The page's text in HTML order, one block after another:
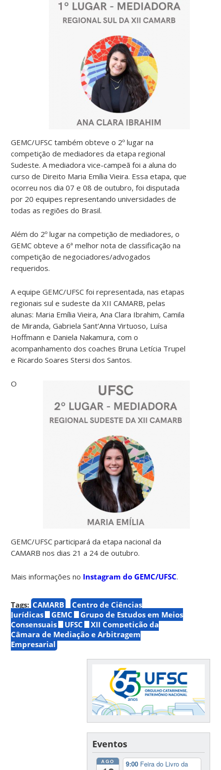
GEMC/UFSC também obteve o 2º lugar na
competição de mediadores da etapa regional
Sudeste. A mediadora vice-campeã foi a aluna do
curso de Direito Maria Emília Vieira. Essa etapa, que
ocorreu nos dia 07 e 08 de outubro, foi disputada
por 20 equipes representando universidades de
todas as regiões do Brasil.
Além do 2º lugar na competição de mediadores, o
GEMC obteve a 6ª melhor nota de classificação na
competição de negociadores/advogados
requeridos.
A equipe GEMC/UFSC foi representada, nas etapas
regionais sul e sudeste da XII CAMARB, pelas
alunas: Maria Emília Vieira, Ana Clara Ibrahim, Camila
de Miranda, Gabriela Sant’Anna Virtuoso, Luísa
Hoffmann e Daniela Nakamura, com o
acompanhamento dos coaches Bruna Letícia Trupel
e Ricardo Soares Stersi dos Santos.
O
GEMC/UFSC participará da etapa nacional da
CAMARB nos dias 21 a 24 de outubro.
Mais informações no Instagram do GEMC/UFSC.
Tags: CAMARB
Centro de Ciências
Jurídicas
GEMC
Grupo de Estudos em Meios
Consensuais
UFSC
XII Competição da
Câmara de Mediação e Arbitragem
Empresarial
Eventos
AGO 9:00 Feira do Livro da